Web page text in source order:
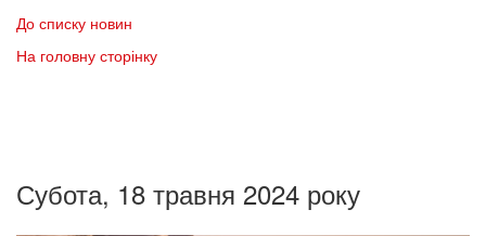
До списку новин
На головну сторінку
Субота, 18 травня 2024 року